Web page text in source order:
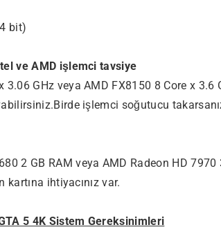
bit)
ve AMD işlemci tavsiye
3.06 GHz veya AMD FX8150 8 Core x
işlemci soğutucu
2 GB RAM veya AMD Radeon HD
ihtiyacınız var.
5 4K Sistem Gereksinimleri